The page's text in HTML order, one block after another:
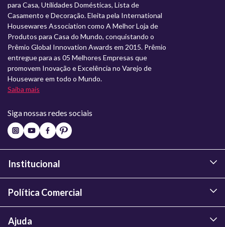
para Casa, Utilidades Domésticas, Lista de
Casamento e Decoração. Eleita pela International
Housewares Association como A Melhor Loja de
Produtos para Casa do Mundo, conquistando o
Prêmio Global Innovation Awards em 2015. Prêmio
entregue para as 05 Melhores Empresas que
promovem Inovação e Excelência no Varejo de
Houseware em todo o Mundo.
Saiba mais
Siga nossas redes sociais
Institucional
Política Comercial
Ajuda